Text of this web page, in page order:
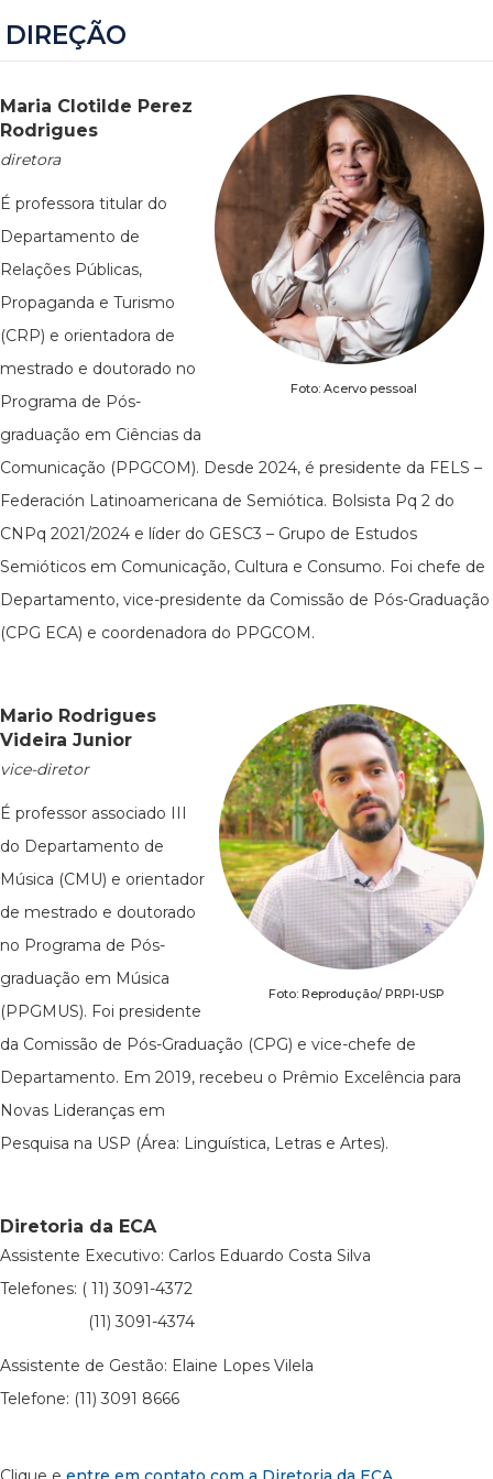
DIREÇÃO
Foto: Acervo pessoal
Maria Clotilde Perez
Rodrigues
diretora
É professora titular do
Departamento de
Relações Públicas,
Propaganda e Turismo
(CRP) e orientadora de
mestrado e doutorado no
Programa de Pós-
graduação em Ciências da
Comunicação (PPGCOM). Desde 2024, é presidente da FELS –
Federación Latinoamericana de Semiótica. Bolsista Pq 2 do
CNPq 2021/2024 e líder do GESC3 – Grupo de Estudos
Semióticos em Comunicação, Cultura e Consumo. Foi chefe de
Departamento, vice-presidente da Comissão de Pós-Graduação
(CPG ECA) e coordenadora do PPGCOM.
Foto: Reprodução/ PRPI-USP
Mario Rodrigues
Videira Junior
vice-diretor
É professor associado III
do Departamento de
Música (CMU) e orientador
de mestrado e doutorado
no Programa de Pós-
graduação em Música
(PPGMUS). Foi presidente
da Comissão de Pós-Graduação (CPG) e vice-chefe de
Departamento. Em 2019, recebeu o Prêmio Excelência para
Novas Lideranças em
Pesquisa na USP (Área: Linguística, Letras e Artes).
Diretoria da ECA
Assistente Executivo: Carlos Eduardo Costa Silva
Telefones: ( 11) 3091-4372
(11) 3091-4374
Assistente de Gestão: Elaine Lopes Vilela
Telefone: (11) 3091 8666